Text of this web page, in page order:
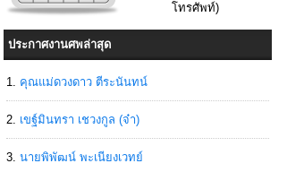
โทรศัพท์)
ประกาศงานศพล่าสุด
คุณแม่ดวงดาว ตีระนันทน์
เขฐ์มินทรา เชวงกูล (จ๋า)
นายพิพัฒน์ พะเนียงเวทย์